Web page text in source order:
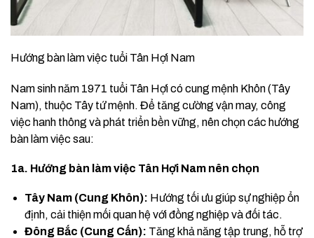
Hướng bàn làm việc tuổi Tân Hợi Nam
Nam sinh năm 1971 tuổi Tân Hợi có cung mệnh Khôn (Tây
Nam), thuộc Tây tứ mệnh. Để tăng cường vận may, công
việc hanh thông và phát triển bền vững, nên chọn các hướng
bàn làm việc sau:
1a. Hướng bàn làm việc Tân Hợi Nam nên chọn
Tây Nam (Cung Khôn): Hướng tối ưu giúp sự nghiệp ổn
định, cải thiện mối quan hệ với đồng nghiệp và đối tác.
Đông Bắc (Cung Cấn): Tăng khả năng tập trung, hỗ trợ